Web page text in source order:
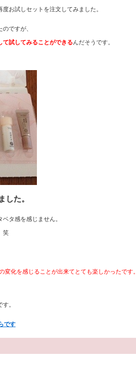
お試しセットを注文してみました。
ですが、
試してみることができるんだそうです。
した。
タ感を感じません。
笑
化を感じることが出来てとても楽しかったです。
。
です